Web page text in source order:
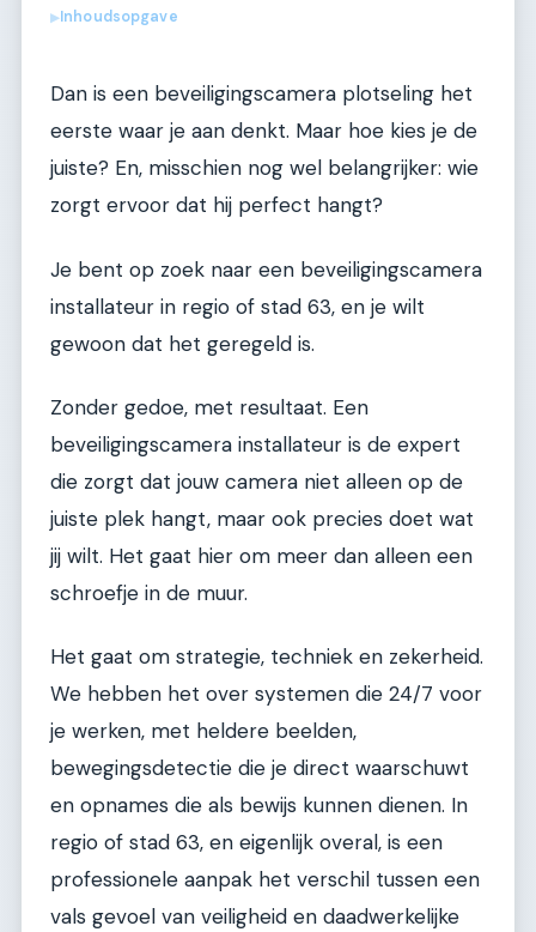
▶Inhoudsopgave
Dan is een beveiligingscamera plotseling het
eerste waar je aan denkt. Maar hoe kies je de
juiste? En, misschien nog wel belangrijker: wie
zorgt ervoor dat hij perfect hangt?
Je bent op zoek naar een beveiligingscamera
installateur in regio of stad 63, en je wilt
gewoon dat het geregeld is.
Zonder gedoe, met resultaat. Een
beveiligingscamera installateur is de expert
die zorgt dat jouw camera niet alleen op de
juiste plek hangt, maar ook precies doet wat
jij wilt. Het gaat hier om meer dan alleen een
schroefje in de muur.
Het gaat om strategie, techniek en zekerheid.
We hebben het over systemen die 24/7 voor
je werken, met heldere beelden,
bewegingsdetectie die je direct waarschuwt
en opnames die als bewijs kunnen dienen. In
regio of stad 63, en eigenlijk overal, is een
professionele aanpak het verschil tussen een
vals gevoel van veiligheid en daadwerkelijke